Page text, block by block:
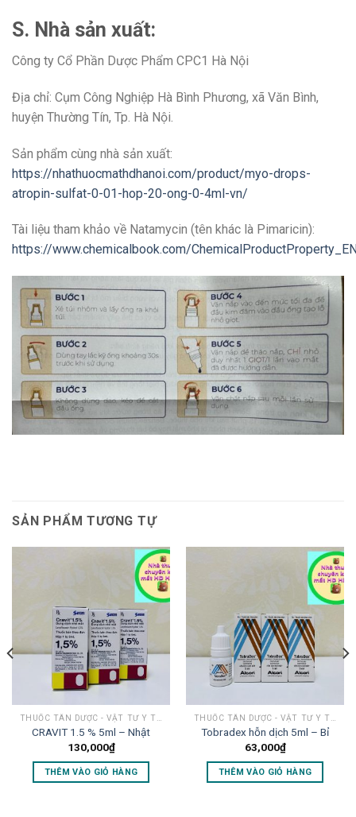
S. Nhà sản xuất:
Công ty Cổ Phần Dược Phẩm CPC1 Hà Nội
Địa chỉ: Cụm Công Nghiệp Hà Bình Phương, xã Văn Bình,
huyện Thường Tín, Tp. Hà Nội.
Sản phẩm cùng nhà sản xuất:
https://nhathuocmathdhanoi.com/product/myo-drops-
atropin-sulfat-0-01-hop-20-ong-0-4ml-vn/
Tài liệu tham khảo về Natamycin (tên khác là Pimaricin):
https://www.chemicalbook.com/
SẢN PHẨM TƯƠNG TỰ
CRAVIT 1.5 % 5ml – Nhật
130,000₫
THÊM VÀO GIỎ HÀNG
Tobradex hỗn dịch 5ml – Bỉ
63,000₫
THÊM VÀO GIỎ HÀNG